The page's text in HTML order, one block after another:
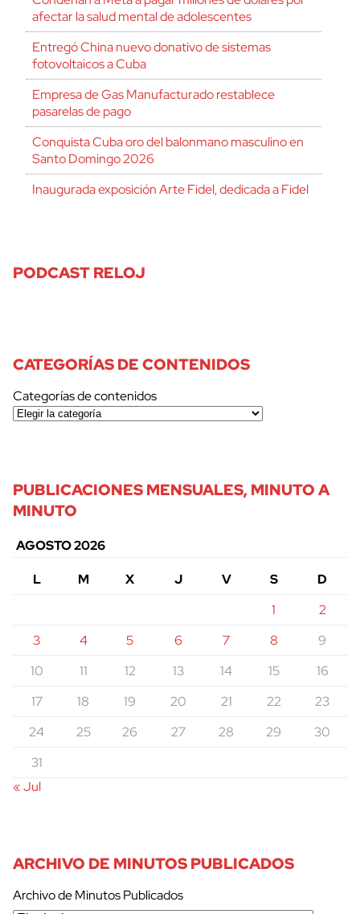
afectar la salud mental de adolescentes
Entregó China nuevo donativo de sistemas
fotovoltaicos a Cuba
Empresa de Gas Manufacturado restablece
pasarelas de pago
Conquista Cuba oro del balonmano masculino en
Santo Domingo 2026
Inaugurada exposición Arte Fidel, dedicada a Fidel
PODCAST RELOJ
CATEGORÍAS DE CONTENIDOS
Categorías de contenidos
PUBLICACIONES MENSUALES, MINUTO A
MINUTO
AGOSTO 2026
L
M X J V S
D
1
2
3
4 5 6 7 8
9
10
11 12 13 14 15
16
17
18 19 20 21 22
23
24
25 26 27 28 29
30
31
« Jul
ARCHIVO DE MINUTOS PUBLICADOS
Archivo de Minutos Publicados